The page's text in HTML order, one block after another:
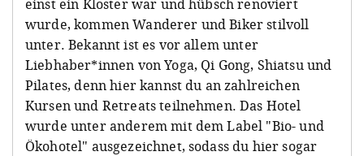
einst ein Kloster war und hübsch renoviert
wurde, kommen Wanderer und Biker stilvoll
unter. Bekannt ist es vor allem unter
Liebhaber*innen von Yoga, Qi Gong, Shiatsu und
Pilates, denn hier kannst du an zahlreichen
Kursen und Retreats teilnehmen. Das Hotel
wurde unter anderem mit dem Label "Bio- und
Ökohotel" ausgezeichnet, sodass du hier sogar